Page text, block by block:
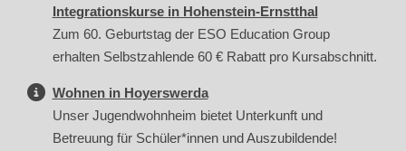
Integrationskurse in Hohenstein-Ernstthal
Zum 60. Geburtstag der ESO Education Group
erhalten Selbstzahlende 60 € Rabatt pro Kursabschnitt.
Wohnen in Hoyerswerda
Unser Jugendwohnheim bietet Unterkunft und
Betreuung für Schüler*innen und Auszubildende!